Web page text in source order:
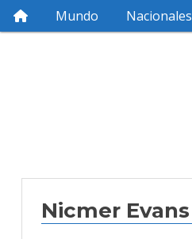
Mundo Nacionales
Nicmer Evans